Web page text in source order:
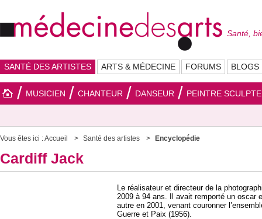
Santé,
SANTÉ DES ARTISTES ARTS & MÉDECINE FORUMS BLOGS
MUSICIEN CHANTEUR DANSEUR PEINTRE
Vous êtes ici :Accueil Santé des artistes Encyclopédie
Cardiff Jack
Le réalisateur et directeur de la
2009 à 94 ans. Il avait remporté un oscar
autre en 2001, venant couronner
Guerre et Paix (1956).